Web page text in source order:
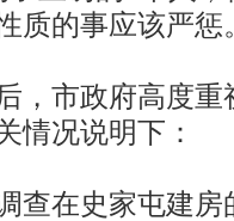
质的事应该严惩
市政府高度重
情况说明下：
在史家屯建房